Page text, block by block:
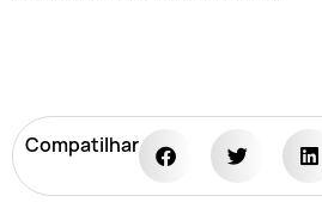
Compatilhar